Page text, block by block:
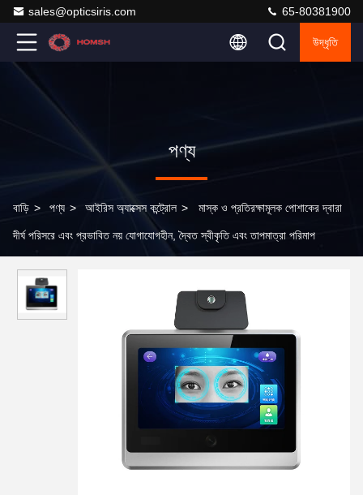
sales@opticsiris.com 65-80381900
উদ্ধৃতি
পণ্য
বাড়ি > পণ্য > আইরিস অ্যাক্সেস কন্ট্রোল > মাস্ক ও প্রতিরক্ষামূলক পোশাকের দ্বারা
দীর্ঘ পরিসরে এবং প্রভাবিত নয় যোগাযোগহীন, দ্বৈত স্বীকৃতি এবং তাপমাত্রা পরিমাপ